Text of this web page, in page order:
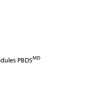
PBDSMD